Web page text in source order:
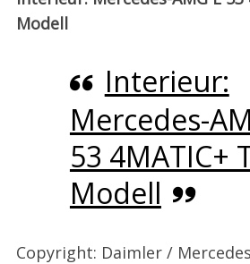
Modell
Interieur:
Mercedes-
53 4MATIC+
Modell
Copyright: Daimler /